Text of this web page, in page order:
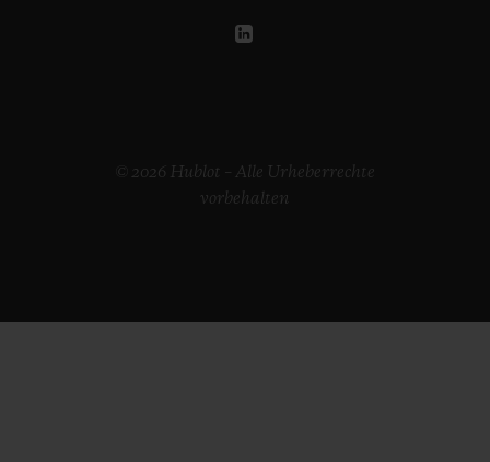
© 2026 Hublot – Alle Urheberrechte
vorbehalten